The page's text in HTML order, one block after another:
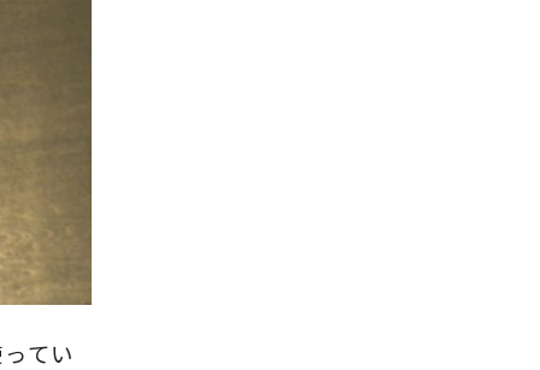
てい